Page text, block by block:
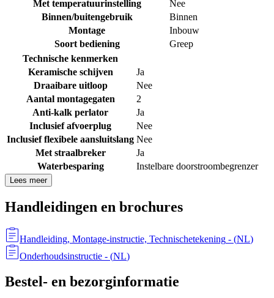
Met temperatuurinstelling
Nee
Binnen/buitengebruik
Binnen
Montage
Inbouw
Soort bediening
Greep
Technische kenmerken
Keramische schijven
Ja
Draaibare uitloop
Nee
Aantal montagegaten
2
Anti-kalk perlator
Ja
Inclusief afvoerplug
Nee
Inclusief flexibele aansluitslang Nee
Met straalbreker
Ja
Waterbesparing
Instelbare doorstroombegrenzer
Lees meer
Handleidingen en brochures
Handleiding, Montage-instructie, Technischetekening - (NL)
Onderhoudsinstructie - (NL)
Bestel- en bezorginformatie